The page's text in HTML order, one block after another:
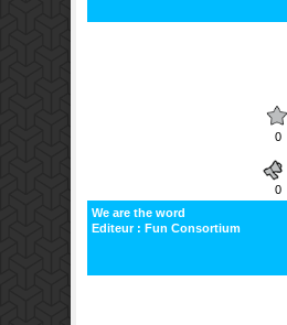
0
0
We are the word
Editeur : Fun Consortium